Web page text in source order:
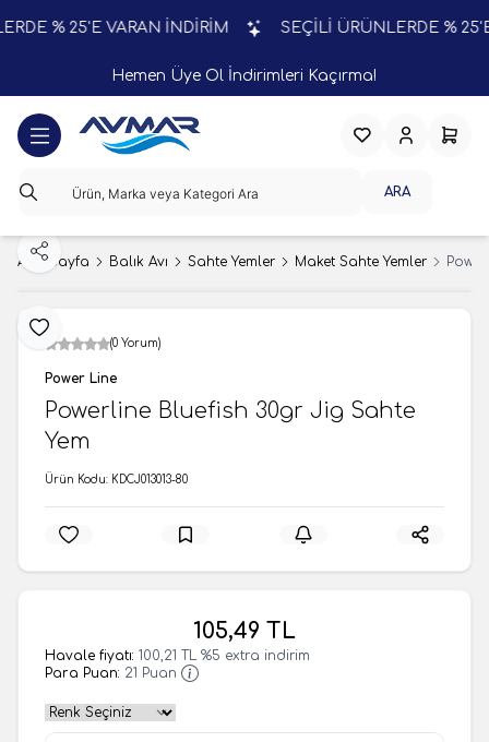
% 25'E VARAN İNDİRİM SEÇİLİ ÜRÜNLERDE % 25'E
Hemen Üye Ol İndirimleri Kaçırma!
ARA
FavorilerimHesabım
Ana Sayfa Balık Avı Sahte Yemler Maket Sahte Yemler
Favoriye Ekle
Paylaş
(0 Yorum)
Power Line
Powerline Bluefish 30gr Jig Sahte
Yem
Ürün Kodu: KDCJ013013-80
105,49 TL
Havale fiyatı: 100,21 TL %5 extra indirim
Para Puan: 21 Puan